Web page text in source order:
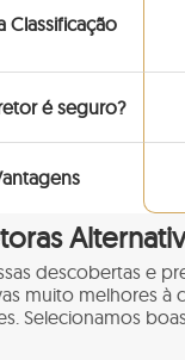
Classificação
é seguro?
descobertas e
muito melhores à
Selecionamos